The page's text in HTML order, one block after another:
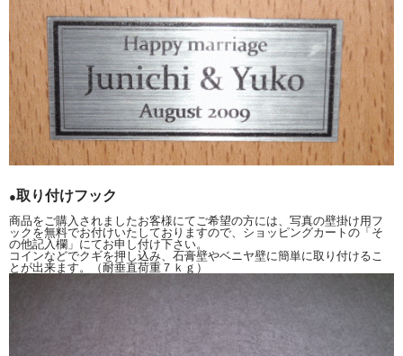
スタイリッシュでエレガントなデザインです。
●取り付けフック
商品をご購入されましたお客様にてご希望の方には、写真の壁掛け用フ
ックを無料でお付けいたしておりますので、ショッピングカートの「そ
の他記入欄」にてお申し付け下さい。
コインなどでクギを押し込み、石膏壁やベニヤ壁に簡単に取り付けるこ
とが出来ます。（耐垂直荷重７ｋｇ）